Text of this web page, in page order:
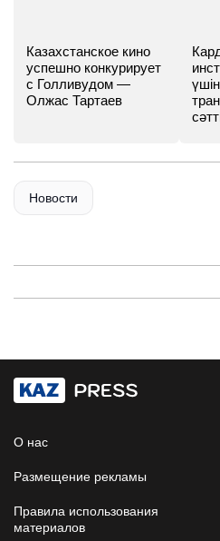
Казахстанское кино
успешно конкурирует
с Голливудом —
Олжас Тартаев
Новости
О нас
Размещение рекламы
Правила использования
материалов